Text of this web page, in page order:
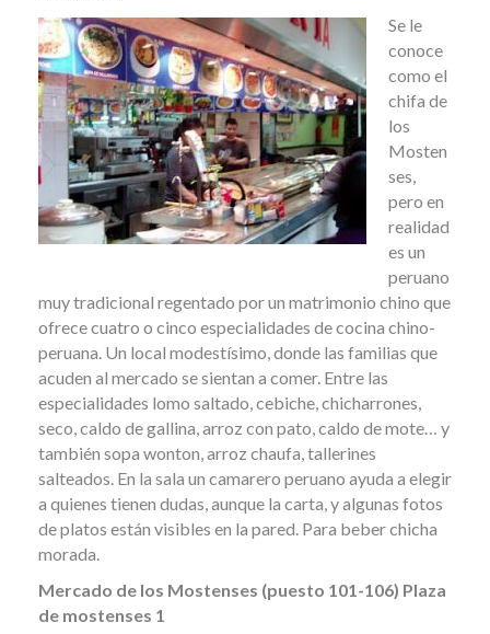
Se le
conoce
como el
chifa de
los
Mosten
ses,
pero en
realidad
es un
peruano
muy tradicional regentado por un matrimonio chino que
ofrece cuatro o cinco especialidades de cocina chino-
peruana. Un local modestísimo, donde las familias que
acuden al mercado se sientan a comer. Entre las
especialidades lomo saltado, cebiche, chicharrones,
seco, caldo de gallina, arroz con pato, caldo de mote… y
también sopa wonton, arroz chaufa, tallerines
salteados. En la sala un camarero peruano ayuda a elegir
a quienes tienen dudas, aunque la carta, y algunas fotos
de platos están visibles en la pared. Para beber chicha
morada.
Mercado de los Mostenses (puesto 101-106) Plaza
de mostenses 1